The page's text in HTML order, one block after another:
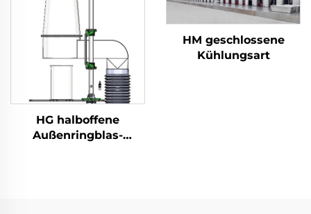
HG halboffene
Außenringblas-
HM geschlossene
Kühlungsart